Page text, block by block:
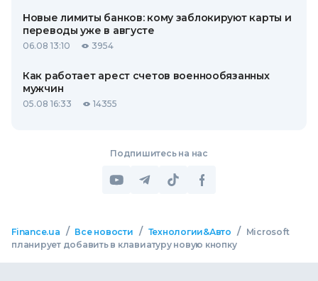
Новые лимиты банков: кому заблокируют карты и
переводы уже в августе
06.08 13:10 3954
Как работает арест счетов военнообязанных
мужчин
05.08 16:33 14355
Подпишитесь на нас
Finance.ua / Все новости / Технологии&Авто /
Microsoft
планирует добавить в клавиатуру новую кнопку